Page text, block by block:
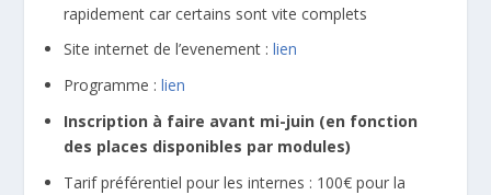
rapidement car certains sont vite complets
Site internet de l’evenement :lien
Programme :lien
Inscription à faire avant mi-juin (en fonction
des places disponibles par modules)
Tarif préférentiel pour les internes : 100€ pour la